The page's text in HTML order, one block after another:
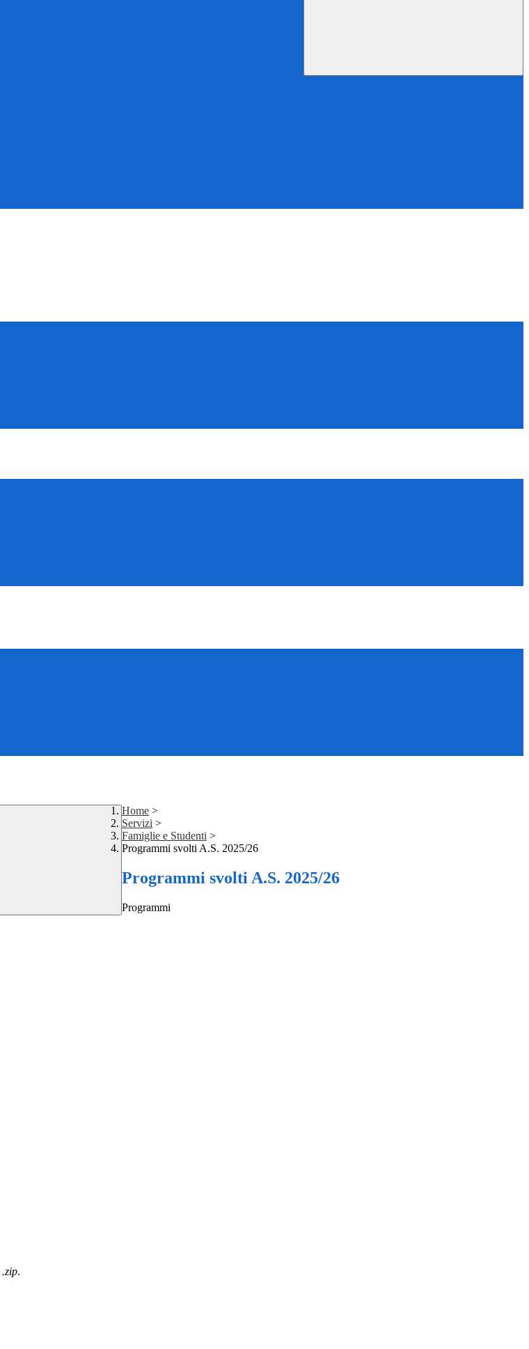
Home >
Servizi >
Famiglie e Studenti >
Programmi svolti A.S. 2025/26
Programmi svolti A.S. 2025/26
Programmi
.zip.